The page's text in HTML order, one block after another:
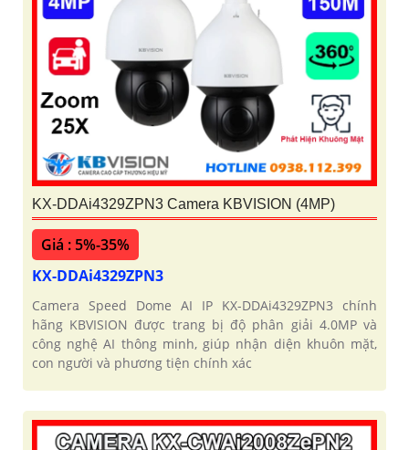
KX-DDAi4329ZPN3 Camera KBVISION (4MP)
Giá : 5%-35%
KX-DDAi4329ZPN3
Camera Speed Dome AI IP KX-DDAi4329ZPN3 chính
hãng KBVISION được trang bị độ phân giải 4.0MP và
công nghệ AI thông minh, giúp nhận diện khuôn mặt,
con người và phương tiện chính xác